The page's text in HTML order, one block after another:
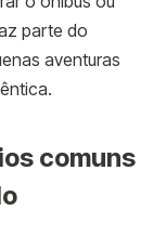
parte do
aventuras
comuns